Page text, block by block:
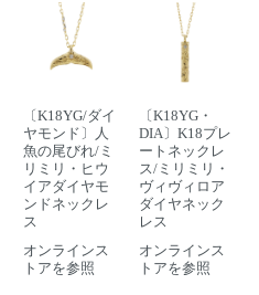
〔K18YG/ダイ
ヤモンド〕人
魚の尾びれ/ミ
リミリ・ヒウ
イアダイヤモ
ンドネックレ
ス
オンラインス
トアを参照
〔K18YG・
DIA〕K18プレ
ートネックレ
ス/ミリミリ・
ヴィヴィロア
ダイヤネック
レス
オンラインス
トアを参照